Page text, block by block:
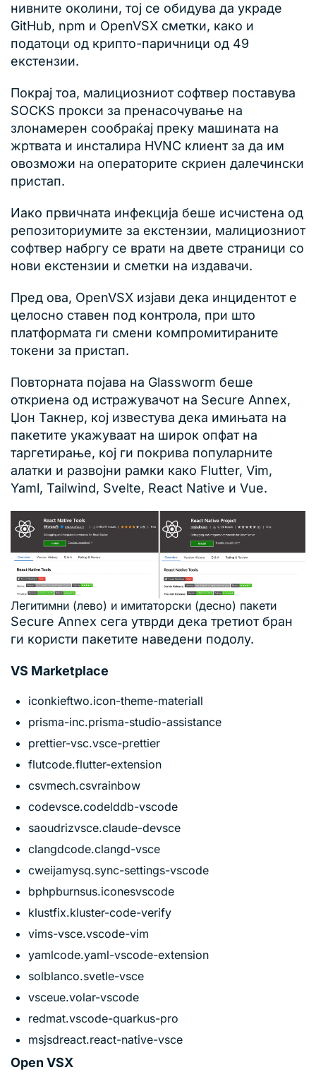
нивните околини, тој се обидува да украде
GitHub, npm и OpenVSX сметки, како и
податоци од крипто-паричници од 49
екстензии.
Покрај тоа, малициозниот софтвер поставува
SOCKS прокси за пренасочување на
злонамерен сообраќај преку машината на
жртвата и инсталира HVNC клиент за да им
овозможи на операторите скриен далечински
пристап.
Иако првичната инфекција беше исчистена од
репозиториумите за екстензии, малициозниот
софтвер набргу се врати на двете страници со
нови екстензии и сметки на издавачи.
Пред ова, OpenVSX изјави дека инцидентот е
целосно ставен под контрола, при што
платформата ги смени компромитираните
токени за пристап.
Повторната појава на Glassworm беше
откриена од истражувачот на Secure Annex,
Џон Такнер, кој известува дека имињата на
пакетите укажуваат на широк опфат на
таргетирање, кој ги покрива популарните
алатки и развојни рамки како Flutter, Vim,
Yaml, Tailwind, Svelte, React Native и Vue.
Легитимни (лево) и имитаторски (десно) пакети
Secure Annex сега утврди дека третиот бран
ги користи пакетите наведени подолу.
VS Marketplace
iconkieftwo.icon-theme-materiall
prisma-inc.prisma-studio-assistance
prettier-vsc.vsce-prettier
flutcode.flutter-extension
csvmech.csvrainbow
codevsce.codelddb-vscode
saoudrizvsce.claude-devsce
clangdcode.clangd-vsce
cweijamysq.sync-settings-vscode
bphpburnsus.iconesvscode
klustfix.kluster-code-verify
vims-vsce.vscode-vim
yamlcode.yaml-vscode-extension
solblanco.svetle-vsce
vsceue.volar-vscode
redmat.vscode-quarkus-pro
msjsdreact.react-native-vsce
Open VSX